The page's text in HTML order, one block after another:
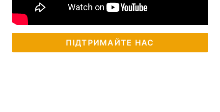
ПІДТРИМАЙТЕ НАС